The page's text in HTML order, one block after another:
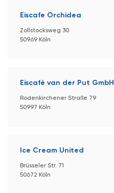
Eiscafe Orchidea
Zollstocksweg 30
50969 Köln
Eiscafé van der Put GmbH
Rodenkirchener Straße 79
50997 Köln
Ice Cream United
Brüsseler Str. 71
50672 Köln